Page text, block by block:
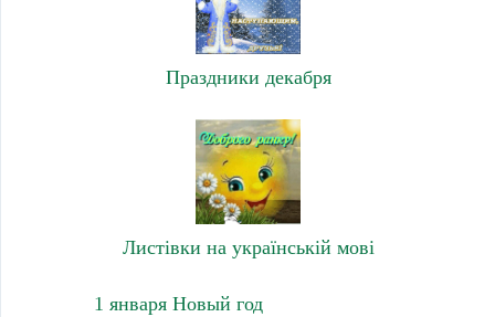
Праздники декабря
Листівки на українській мові
1 января Новый год